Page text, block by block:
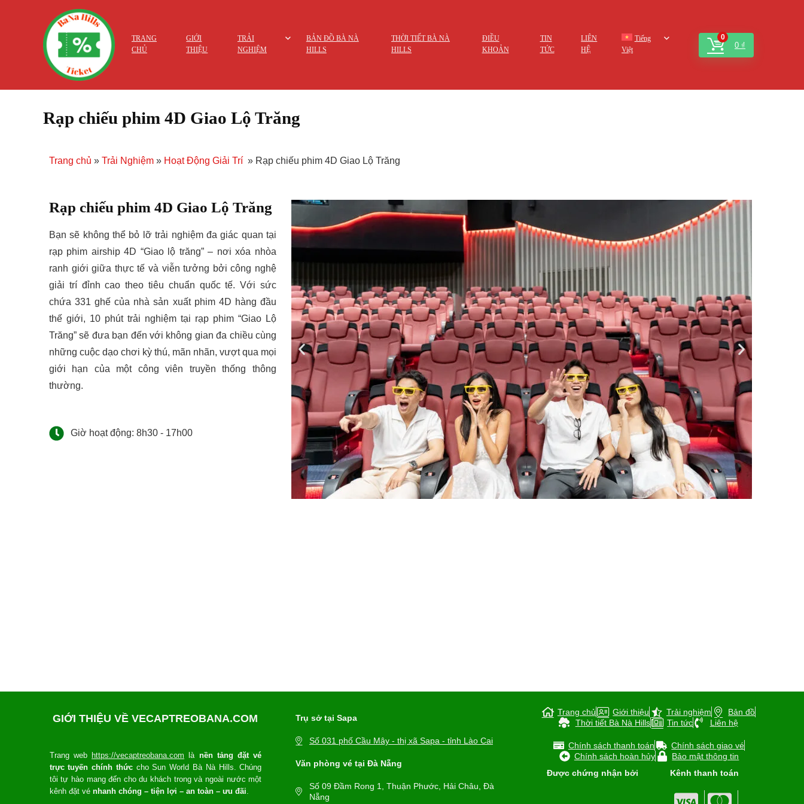
TRANG
CHỦ
GIỚI
THIỆU
TRẢI
NGHIỆM
BẢN ĐỒ BÀ NÀ
HILLS
THỜI TIẾT BÀ NÀ
HILLS
ĐIỀU
KHOẢN
TIN
TỨC
LIÊN
HỆ
Tiếng
Việt
0
0 ₫
Rạp chiếu phim 4D Giao Lộ Trăng
Trang chủ » Trải Nghiệm » Hoạt Động Giải Trí » Rạp chiếu phim 4D Giao Lộ Trăng
Rạp chiếu phim 4D Giao Lộ Trăng
Bạn sẽ không thể bỏ lỡ trải nghiệm đa giác quan tại
rạp phim airship 4D “Giao lộ trăng” – nơi xóa nhòa
ranh giới giữa thực tế và viễn tưởng bởi công nghệ
giải trí đỉnh cao theo tiêu chuẩn quốc tế. Với sức
chứa 331 ghế của nhà sản xuất phim 4D hàng đầu
thế giới, 10 phút trải nghiệm tại rạp phim “Giao Lộ
Trăng” sẽ đưa bạn đến với không gian đa chiều cùng
những cuộc dạo chơi kỳ thú, mãn nhãn, vượt qua mọi
giới hạn của một công viên truyền thống thông
thường.
Giờ hoạt động: 8h30 - 17h00
GIỚI THIỆU VỀ VECAPTREOBANA.COM
Trang web https://vecaptreobana.com là nền tảng đặt vé
trực tuyến chính thứccho Sun World Bà Nà Hills. Chúng
tôi tự hào mang đến cho du khách trong và ngoài nước một
kênh đặt vé nhanh chóng – tiện lợi – an toàn – ưu đãi.
Trụ sở tại Sapa
Số 031 phố Cầu Mây - thị xã Sapa - tỉnh Lào Cai
Văn phòng vé tại Đà Nẵng
Số 09 Đầm Rong 1, Thuận Phước, Hải Châu, Đà
Nẵng
Trang chủ Giới thiệu Trải nghiệm
Bản đồ
Thời tiết Bà Nà Hills
Tin tức Liên hệ
Chính sách thanh toán
Chính sách giao vé
Chính sách hoàn hủy
Bảo mật thông tin
Được chứng nhận bởi
Kênh thanh toán